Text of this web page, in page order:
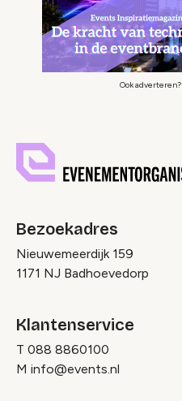
Ook adverteren?
Bezoekadres
Nieuwemeerdijk 159
1171 NJ Badhoevedorp
Klantenservice
T 088 8860100
M info@events.nl